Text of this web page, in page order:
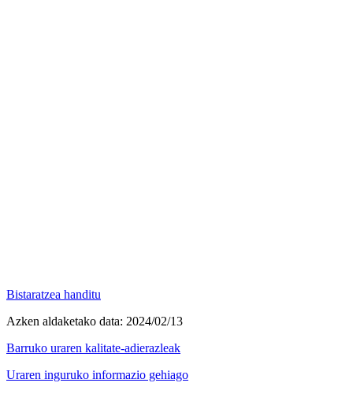
Bistaratzea handitu
Azken aldaketako data: 2024/02/13
Barruko uraren kalitate-adierazleak
Uraren inguruko informazio gehiago